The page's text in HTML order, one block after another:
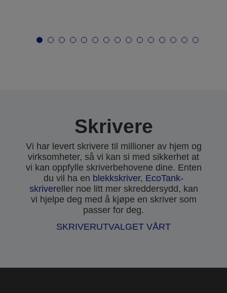
Skrivere
Vi har levert skrivere til millioner av hjem og
virksomheter, så vi kan si med sikkerhet at
vi kan oppfylle skriverbehovene dine. Enten
du vil ha en blekkskriver, EcoTank-
skrivereller noe litt mer skreddersydd, kan
vi hjelpe deg med å kjøpe en skriver som
passer for deg.
SKRIVERUTVALGET VÅRT